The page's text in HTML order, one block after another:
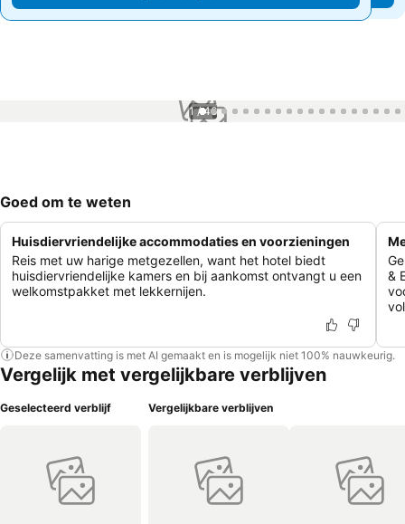
1 / 46
Goed om te weten
Huisdiervriendelijke accommodaties en voorzieningen
Reis met uw harige metgezellen, want het hotel biedt
huisdiervriendelijke kamers en bij aankomst ontvangt u een
welkomstpakket met lekkernijen.
&
Deze samenvatting is met AI gemaakt en is mogelijk niet 100% nauwkeurig.
Vergelijk met vergelijkbare verblijven
Geselecteerd verblijf Vergelijkbare verblijven